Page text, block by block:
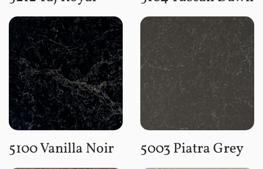
5100 Vanilla Noir 5003 Piatra Grey